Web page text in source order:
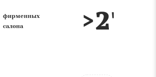
лет на
рынке
Реализация
Ключ в каждом салоне